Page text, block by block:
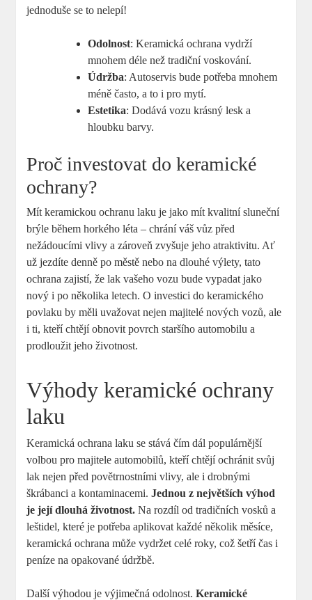
jednoduše se to nelepí!
Odolnost: Keramická ochrana vydrží
mnohem déle než tradiční voskování.
Údržba: Autoservis bude potřeba mnohem
méně často, a to i pro mytí.
Estetika: Dodává vozu krásný lesk a
hloubku barvy.
Proč investovat do keramické
ochrany?
Mít keramickou ochranu laku je jako mít kvalitní sluneční
brýle během horkého léta – chrání váš vůz před
nežádoucími vlivy a zároveň zvyšuje jeho atraktivitu. Ať
už jezdíte denně po městě nebo na dlouhé výlety, tato
ochrana zajistí, že lak vašeho vozu bude vypadat jako
nový i po několika letech. O investici do keramického
povlaku by měli uvažovat nejen majitelé nových vozů, ale
i ti, kteří chtějí obnovit povrch staršího automobilu a
prodloužit jeho životnost.
Výhody keramické ochrany
laku
Keramická ochrana laku se stává čím dál populárnější
volbou pro majitele automobilů, kteří chtějí ochránit svůj
lak nejen před povětrnostními vlivy, ale i drobnými
škrábanci a kontaminacemi.Jednou z největších výhod
je její dlouhá životnost. Na rozdíl od tradičních vosků a
leštidel, které je potřeba aplikovat každé několik měsíce,
keramická ochrana může vydržet celé roky, což šetří čas i
peníze na opakované údržbě.
Další výhodou je výjimečná odolnost.Keramické